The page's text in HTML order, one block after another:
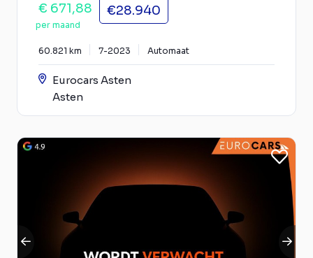
€ 671,88
per maand
€28.940
60.821 km 7-2023 Automaat
Eurocars Asten
Asten